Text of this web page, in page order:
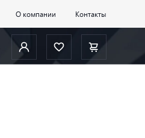
О компании Контакты